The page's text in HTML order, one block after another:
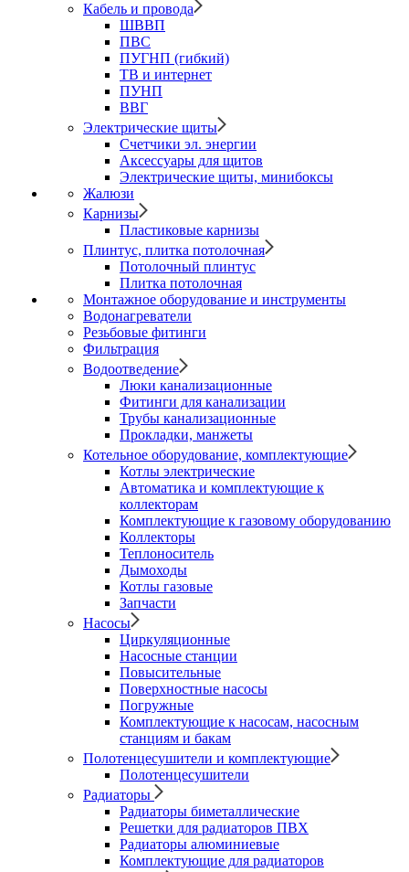
Кабель и провода
ШВВП
ПВС
ПУГНП (гибкий)
ТВ и интернет
ПУНП
ВВГ
Электрические щиты
Счетчики эл. энергии
Аксессуары для щитов
Электрические щиты, минибоксы
Жалюзи
Карнизы
Пластиковые карнизы
Плинтус, плитка потолочная
Потолочный плинтус
Плитка потолочная
Монтажное оборудование и инструменты
Водонагреватели
Резьбовые фитинги
Фильтрация
Водоотведение
Люки канализационные
Фитинги для канализации
Трубы канализационные
Прокладки, манжеты
Котельное оборудование, комплектующие
Котлы электрические
Автоматика и комплектующие к
коллекторам
Комплектующие к газовому оборудованию
Коллекторы
Теплоноситель
Дымоходы
Котлы газовые
Запчасти
Насосы
Циркуляционные
Насосные станции
Повысительные
Поверхностные насосы
Погружные
Комплектующие к насосам, насосным
станциям и бакам
Полотенцесушители и комплектующие
Полотенцесушители
Радиаторы
Радиаторы биметаллические
Решетки для радиаторов ПВХ
Радиаторы алюминиевые
Комплектующие для радиаторов